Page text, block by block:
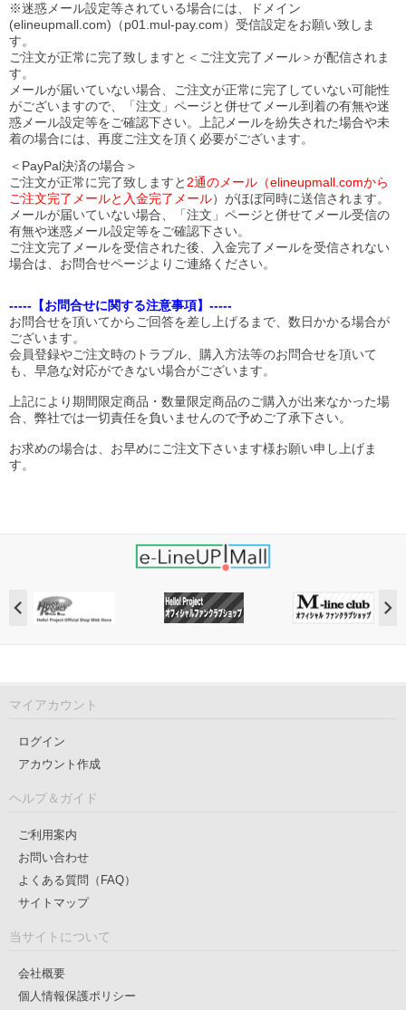
※迷惑メール設定等されている場合には、ドメイン
(elineupmall.com)（p01.mul-pay.com）受信設定をお願い致しま
す。
ご注文が正常に完了致しますと＜ご注文完了メール＞が配信されま
す。
メールが届いていない場合、ご注文が正常に完了していない可能性
がございますので、「注文」ページと併せてメール到着の有無や迷
惑メール設定等をご確認下さい。
上記メールを紛失された場合や未
着の場合には、再度ご注文を頂く必要がございます。
＜PayPal決済の場合＞
ご注文が正常に完了致しますと 2通のメール（elineupmall.comから
ご注文完了メールと入金完了メール）がほぼ同時に送信されます。
メールが届いていない場合、「注文」ページと併せてメール受信の
有無や迷惑メール設定等をご確認下さい。
ご注文完了メールを受信された後、入金完了メールを受信されない
場合は、お問合せページよりご連絡ください。
-----【お問合せに関する注意事項】-----
お問合せを頂いてからご回答を差し上げるまで、数日かかる場合が
ございます。
会員登録やご注文時のトラブル、購入方法等のお問合せを頂いて
も、早急な対応ができない場合がございます。
上記により期間限定商品・数量限定商品のご購入が出来なかった場
合、弊社では一切責任を負いませんので予めご了承下さい。
お求めの場合は、お早めにご注文下さいます様お願い申し上げま
す。
マイアカウント
ログイン
アカウント作成
ヘルプ＆ガイド
ご利用案内
お問い合わせ
よくある質問（FAQ）
サイトマップ
当サイトについて
会社概要
個人情報保護ポリシー